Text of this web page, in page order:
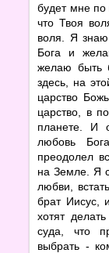
будет мне по
что Твоя
воля. Я
Бога и
желаю быть
здесь, на
царство
царство, в
планете. И
любовь
преодолел
на Земле. Я
любви,
брат Иисус,
хотят
суда, что
выбрать -